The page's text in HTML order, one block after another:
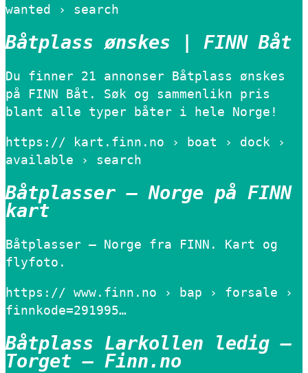
wanted › search
Båtplass ønskes | FINN Båt
Du finner 21 annonser Båtplass ønskes
på FINN Båt. Søk og sammenlikn pris
blant alle typer båter i hele Norge!
https:// kart.finn.no › boat › dock ›
available › search
Båtplasser – Norge på FINN
kart
Båtplasser – Norge fra FINN. Kart og
flyfoto.
https:// www.finn.no › bap › forsale ›
finnkode=291995…
Båtplass Larkollen ledig –
Torget – Finn.no